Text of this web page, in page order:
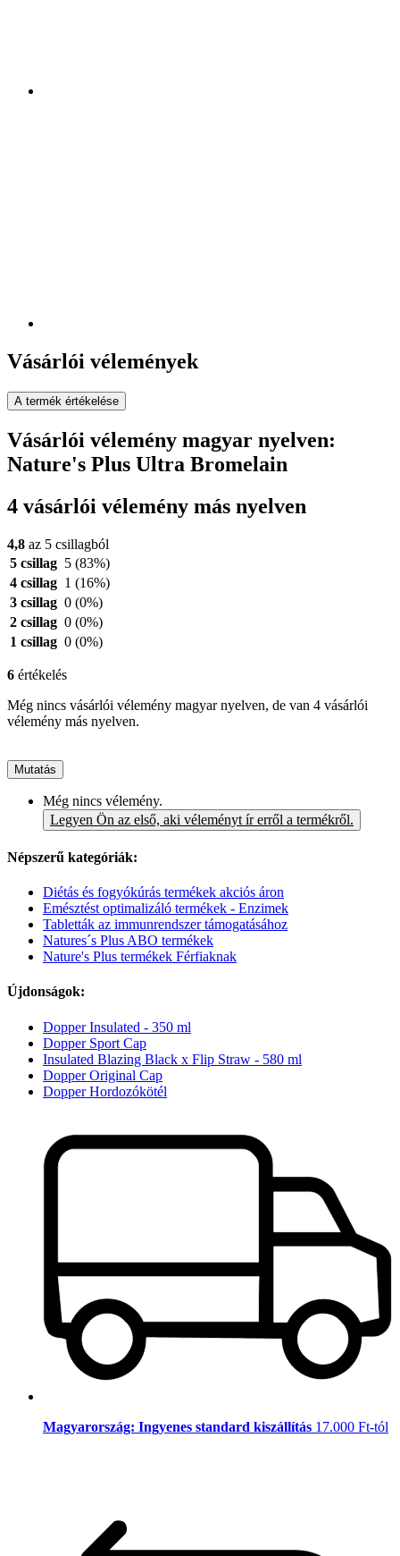
Vásárlói vélemények
A termék értékelése
Vásárlói vélemény magyar nyelven:
Nature's Plus Ultra Bromelain
4 vásárlói vélemény más nyelven
4,8 az 5 csillagból
5 csillag 5 (83%)
4 csillag 1 (16%)
3 csillag 0 (0%)
2 csillag 0 (0%)
1 csillag 0 (0%)
6 értékelés
Még nincs vásárlói vélemény magyar nyelven, de van 4 vásárlói
vélemény más nyelven.
Mutatás
Még nincs vélemény.
Legyen Ön az első, aki véleményt ír erről a termékről.
Népszerű kategóriák:
Diétás és fogyókúrás termékek akciós áron
Emésztést optimalizáló termékek - Enzimek
Tabletták az immunrendszer támogatásához
Natures´s Plus ABO termékek
Nature's Plus termékek Férfiaknak
Újdonságok:
Dopper Insulated - 350 ml
Dopper Sport Cap
Insulated Blazing Black x Flip Straw - 580 ml
Dopper Original Cap
Dopper Hordozókötél
Magyarország: Ingyenes standard kiszállítás 17.000 Ft-tól